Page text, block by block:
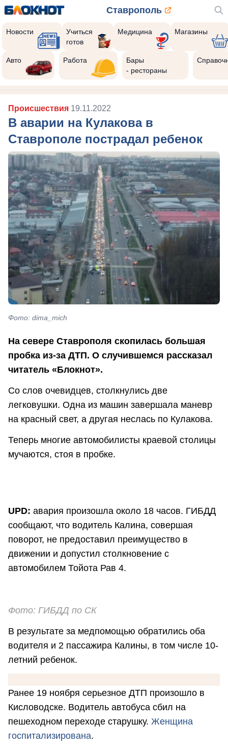
Ставрополь
Новости
Учиться
готов
Медицина Магазины
Авто Работа
Бары
- рестораны
Происшествия 19.11.2022
В аварии на Кулакова в
Ставрополе пострадал ребенок
Фото: dima_mich
На севере Ставрополя скопилась большая
пробка из-за ДТП. О случившемся рассказал
читатель «Блокнот».
Со слов очевидцев, столкнулись две
легковушки. Одна из машин завершала маневр
на красный свет, а другая неслась по Кулакова.
Теперь многие автомобилисты краевой столицы
мучаются, стоя в пробке.
UPD: авария произошла около 18 часов. ГИБДД
сообщают, что водитель Калина, совершая
поворот, не предоставил преимущество в
движении и допустил столкновение с
автомобилем Тойота Рав 4.
Фото: ГИБДД по СК
В результате за медпомощью обратились оба
водителя и 2 пассажира Калины, в том числе 10-
летний ребенок.
Ранее 19 ноября серьезное ДТП произошло в
Кисловодске. Водитель автобуса сбил на
пешеходном переходе старушку. Женщина
госпитализирована.